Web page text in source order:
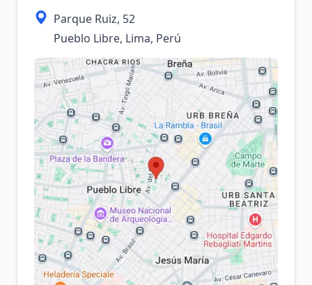
Parque Ruiz, 52
Pueblo Libre, Lima, Perú